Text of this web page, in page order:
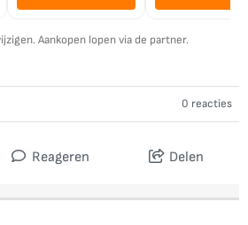
Aankopen lopen via de partner.
0 reacties
Reageren Delen